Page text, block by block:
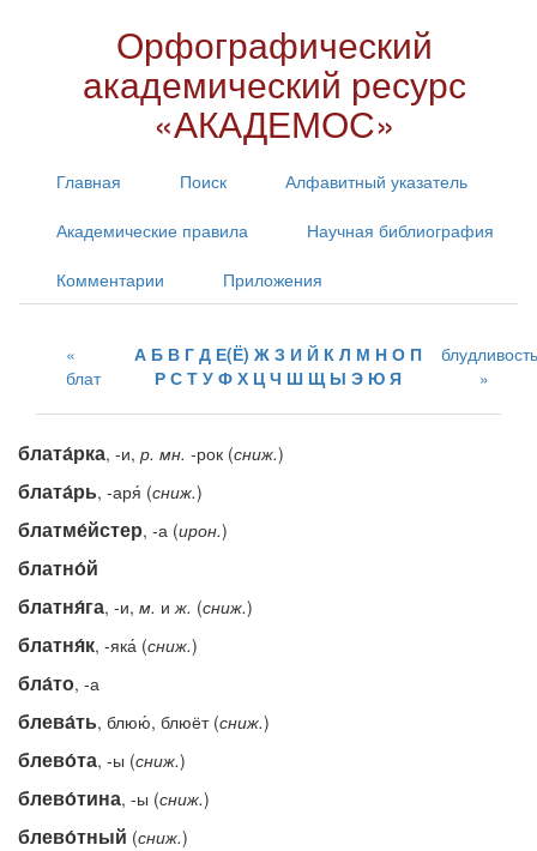
Орфографический
академический ресурс
«АКАДЕМОС»
Главная Поиск Алфавитный указатель
Академические правила Научная библиография
Комментарии Приложения
блат
А Б В Г Д Е(Ё) Ж З И Й К Л М Н О П
Р С Т У Ф Х Ц Ч Ш Щ Ы Э Ю Я
блудливость
блата́рка, -и, р. мн. -рок (сниж.)
блата́рь, -аря́ (сниж.)
блатме́йстер, -а (ирон.)
блатно́й
блатня́га, -и, м. иж. (сниж.)
блатня́к, -яка́ (сниж.)
бла́то, -а
блева́ть, блюю́, блюёт (сниж.)
блево́та, -ы (сниж.)
блево́тина, -ы (сниж.)
блево́тный (сниж.)